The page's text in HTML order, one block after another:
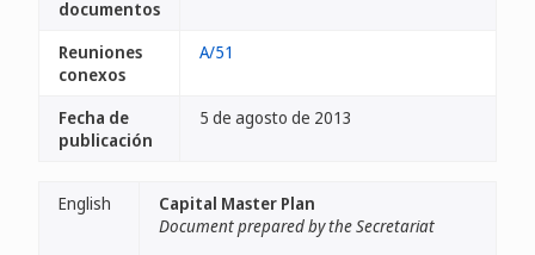
documentos
Reuniones
conexos
A/51
Fecha de
publicación
5 de agosto de 2013
English
Capital Master Plan
Document prepared by the Secretariat